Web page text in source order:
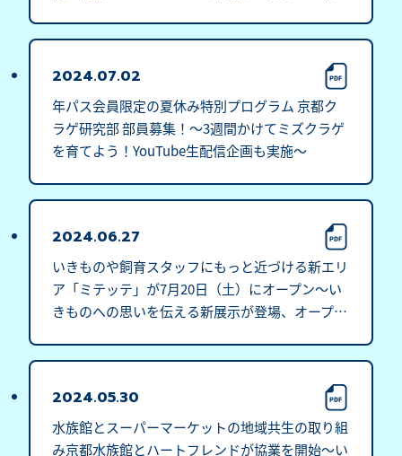
2024.07.02
年パス会員限定の夏休み特別プログラム 京都ク
ラゲ研究部 部員募集！～3週間かけてミズクラゲ
を育てよう！YouTube生配信企画も実施～
2024.06.27
いきものや飼育スタッフにもっと近づける新エリ
ア「ミテッテ」が7月20日（土）にオープン～い
きものへの思いを伝える新展示が登場、オープン
2024.05.30
水族館とスーパーマーケットの地域共生の取り組
み京都水族館とハートフレンドが協業を開始～い